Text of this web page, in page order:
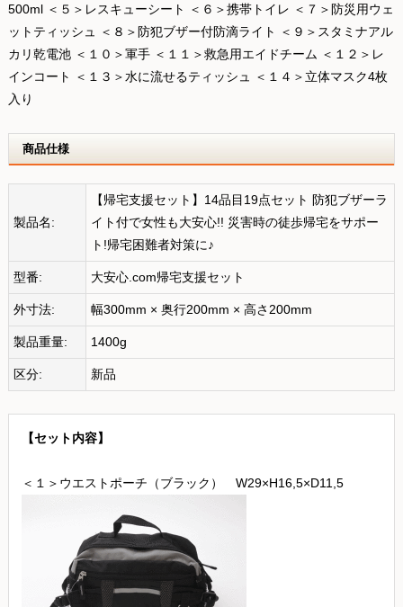
500ml ＜５＞レスキューシート ＜６＞携帯トイレ ＜７＞防災用ウェ
ットティッシュ ＜８＞防犯ブザー付防滴ライト ＜９＞スタミナアル
カリ乾電池 ＜１０＞軍手 ＜１１＞救急用エイドチーム ＜１２＞レ
インコート ＜１３＞水に流せるティッシュ ＜１４＞立体マスク4枚
入り
商品仕様
製品名:
【帰宅支援セット】14品目19点セット 防犯ブザーラ
イト付で女性も大安心!! 災害時の徒歩帰宅をサポー
ト!帰宅困難者対策に♪
型番: 大安心.com帰宅支援セット
外寸法: 幅300mm × 奥行200mm × 高さ200mm
製品重量: 1400g
区分: 新品
【セット内容】
＜１＞ウエストポーチ（ブラック） W29×H16,5×D11,5